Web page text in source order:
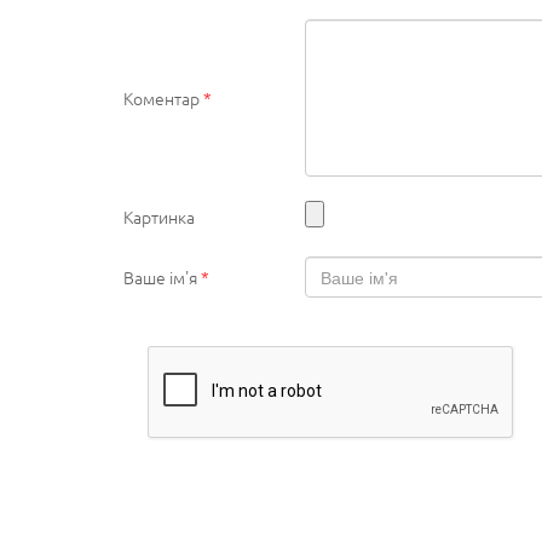
Коментар*
Картинка
Ваше ім'я*